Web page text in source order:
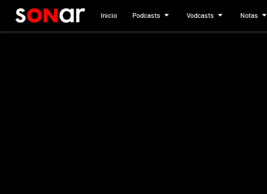
Inicio Podcasts Vodcasts Notas